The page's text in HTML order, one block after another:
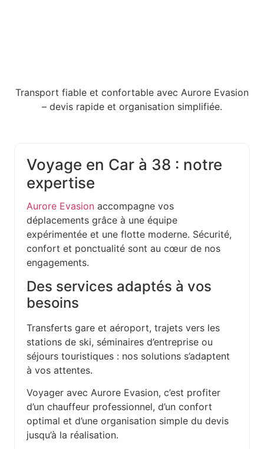
Transport fiable et confortable avec Aurore Evasion
– devis rapide et organisation simplifiée.
Voyage en Car à 38 : notre
expertise
Aurore Evasion accompagne vos
déplacements grâce à une équipe
expérimentée et une flotte moderne. Sécurité,
confort et ponctualité sont au cœur de nos
engagements.
Des services adaptés à vos
besoins
Transferts gare et aéroport, trajets vers les
stations de ski, séminaires d’entreprise ou
séjours touristiques : nos solutions s’adaptent
à vos attentes.
Voyager avec Aurore Evasion, c’est profiter
d’un chauffeur professionnel, d’un confort
optimal et d’une organisation simple du devis
jusqu’à la réalisation.